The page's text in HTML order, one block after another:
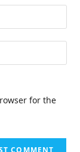
for the